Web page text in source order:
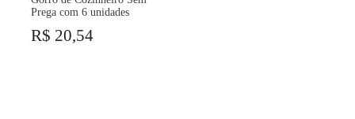
Prega com 6 unidades
R$ 20,54